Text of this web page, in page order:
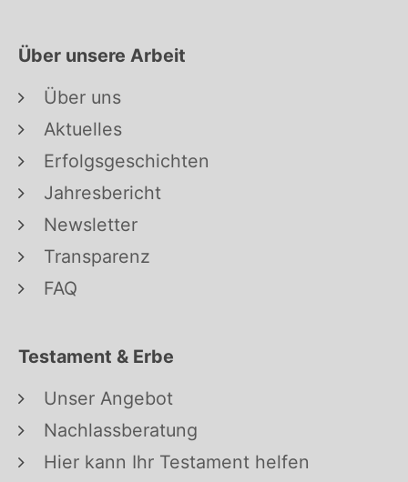
Über unsere Arbeit
Über uns
Aktuelles
Erfolgsgeschichten
Jahresbericht
Newsletter
Transparenz
FAQ
Testament & Erbe
Unser Angebot
Nachlassberatung
Hier kann Ihr Testament helfen